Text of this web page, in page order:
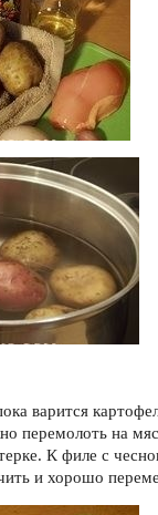
варится
перемолоть на
К филе с
и хорошо